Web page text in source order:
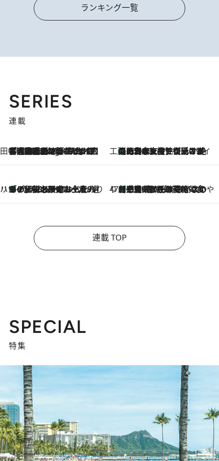
ランキング一覧
SERIES
連載
田中稲の勝手に再ブーム
4 Hours Ago
「湘南乃風に憧れて」観客大盛上がりの“タオル回し”に、ラッパー顔負けの高速歌唱まで…さだまさし（74）のアグレッシブすぎる現在地 工藤まやのおもてなしハワイ
2026.8.6
【ハワイ土産】ローカルの絶大な支持で復活！ 絶品の幻クッキー《元ファンの日本人女性が受け継いだ名店》
ハワイ賢者 リサのお気に入りリスト2026.8.6
あの伝説の限定トートも！ リニューアルした「ディーン＆デルーカ ハワイ」で必須のお土産8選 47都道府県の手みやげ ひんやりスイーツで夏を満喫
2026.8.6
【三重県】この夏絶対食べたい 冷やしておいしいおやつ3選 お餅×アイスの新感覚スイーツ
連載 TOP
SPECIAL
特集